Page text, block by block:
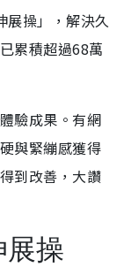
展操」，解決久
累積超過68萬
驗成果。有網
與緊繃感獲得
到改善，大讚
展操